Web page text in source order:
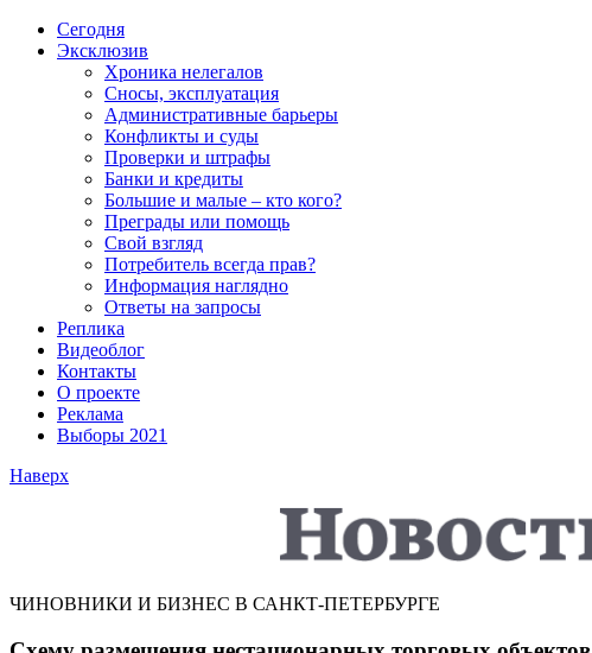
Сегодня
Эксклюзив
Хроника нелегалов
Сносы, эксплуатация
Административные барьеры
Конфликты и суды
Проверки и штрафы
Банки и кредиты
Большие и малые – кто кого?
Преграды или помощь
Свой взгляд
Потребитель всегда прав?
Информация наглядно
Ответы на запросы
Реплика
Видеоблог
Контакты
О проекте
Реклама
Выборы 2021
Наверх
ЧИНОВНИКИ И БИЗНЕС В САНКТ-ПЕТЕРБУРГЕ